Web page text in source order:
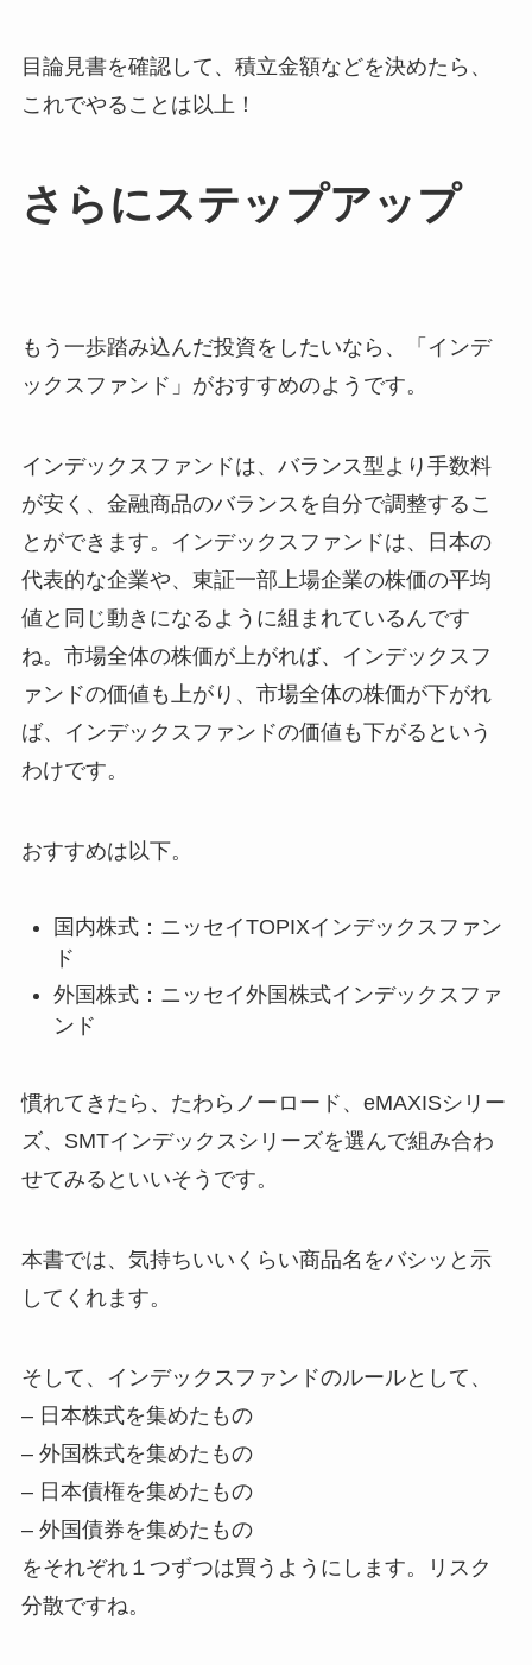
目論見書を確認して、積立金額などを決めたら、
これでやることは以上！
さらにステップアップ
もう一歩踏み込んだ投資をしたいなら、「インデ
ックスファンド」がおすすめのようです。
インデックスファンドは、バランス型より手数料
が安く、金融商品のバランスを自分で調整するこ
とができます。インデックスファンドは、日本の
代表的な企業や、東証一部上場企業の株価の平均
値と同じ動きになるように組まれているんです
ね。市場全体の株価が上がれば、インデックスフ
ァンドの価値も上がり、市場全体の株価が下がれ
ば、インデックスファンドの価値も下がるという
わけです。
おすすめは以下。
国内株式：ニッセイTOPIXインデックスファン
ド
外国株式：ニッセイ外国株式インデックスファ
ンド
慣れてきたら、たわらノーロード、eMAXISシリー
ズ、SMTインデックスシリーズを選んで組み合わ
せてみるといいそうです。
本書では、気持ちいいくらい商品名をバシッと示
してくれます。
そして、インデックスファンドのルールとして、
– 日本株式を集めたもの
– 外国株式を集めたもの
– 日本債権を集めたもの
– 外国債券を集めたもの
をそれぞれ１つずつは買うようにします。リスク
分散ですね。